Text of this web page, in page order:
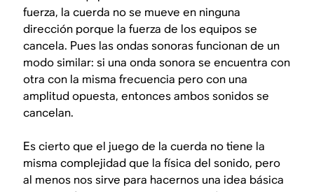
fuerza, la cuerda no se mueve en ninguna
dirección porque la fuerza de los equiposse
cancela. Pues las ondas sonoras funcionan de un
modo similar: si una onda sonora se encuentra con
otra con la misma frecuencia pero con una
amplitud opuesta, entonces ambos sonidos se
cancelan.
Es cierto que el juego de la cuerda no tiene la
misma complejidad que la física del sonido, pero
al menos nos sirve para hacernos una idea básica